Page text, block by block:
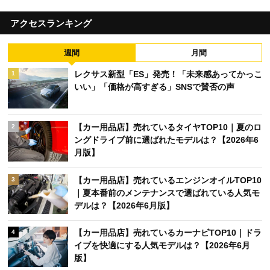
アクセスランキング
週間 月間
1
レクサス新型「ES」発売！「未来感あってかっこ
いい」「価格が高すぎる」SNSで賛否の声
2
【カー用品店】売れているタイヤTOP10｜夏のロ
ングドライブ前に選ばれたモデルは？【2026年6
月版】
3
【カー用品店】売れているエンジンオイルTOP10
｜夏本番前のメンテナンスで選ばれている人気モ
デルは？【2026年6月版】
4
【カー用品店】売れているカーナビTOP10｜ドラ
イブを快適にする人気モデルは？【2026年6月
版】